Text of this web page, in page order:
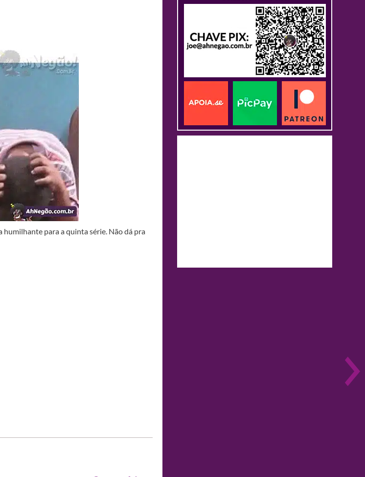
humilhante para a quinta série. Não dá pra